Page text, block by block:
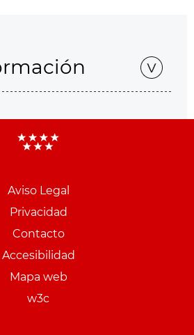
Aviso Legal
Privacidad
Contacto
Accesibilidad
Mapa web
w3c